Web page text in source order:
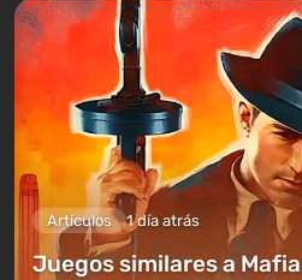
Artículos 1 día atrás
Juegos similares a